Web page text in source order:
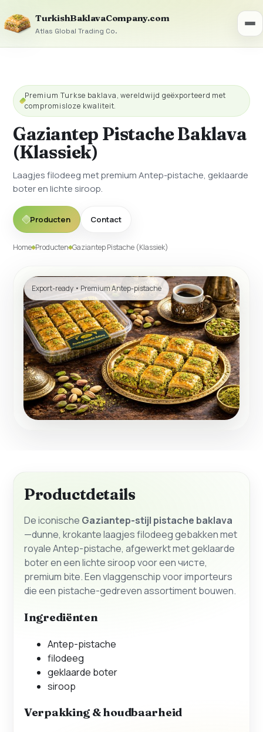
TurkishBaklavaCompany.com
Atlas Global Trading Co.
Premium Turkse baklava, wereldwijd geëxporteerd met
compromisloze kwaliteit.
Gaziantep Pistache Baklava
(Klassiek)
Laagjes filodeeg met premium Antep-pistache, geklaarde
boter en lichte siroop.
Producten Contact
Home Producten Gaziantep Pistache (Klassiek)
Export-ready • Premium Antep-pistache
Productdetails
De iconische Gaziantep-stijl pistache baklava
—dunne, krokante laagjes filodeeg gebakken met
royale Antep-pistache, afgewerkt met geklaarde
boter en een lichte siroop voor een чистe,
premium bite. Een vlaggenschip voor importeurs
die een pistache-gedreven assortiment bouwen.
Ingrediënten
Antep-pistache
filodeeg
geklaarde boter
siroop
Verpakking & houdbaarheid